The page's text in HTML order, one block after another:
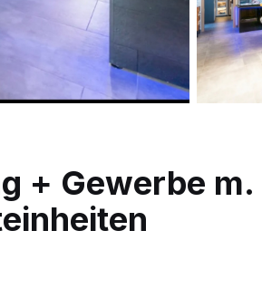
+ Gewerbe m.